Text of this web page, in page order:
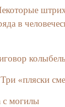
в зоне
(столь ей
о чем семь
лишь
в
Три «пляски
с могилы